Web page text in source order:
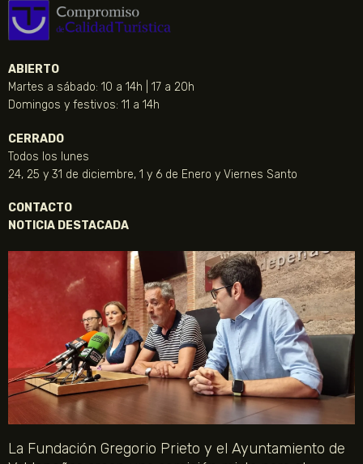
ABIERTO
Martes a sábado: 10 a 14h | 17 a 20h
Domingos y festivos: 11 a 14h
CERRADO
Todos los lunes
24, 25 y 31 de diciembre, 1 y 6 de Enero y Viernes Santo
CONTACTO
NOTICIA DESTACADA
La Fundación Gregorio Prieto y el Ayuntamiento de